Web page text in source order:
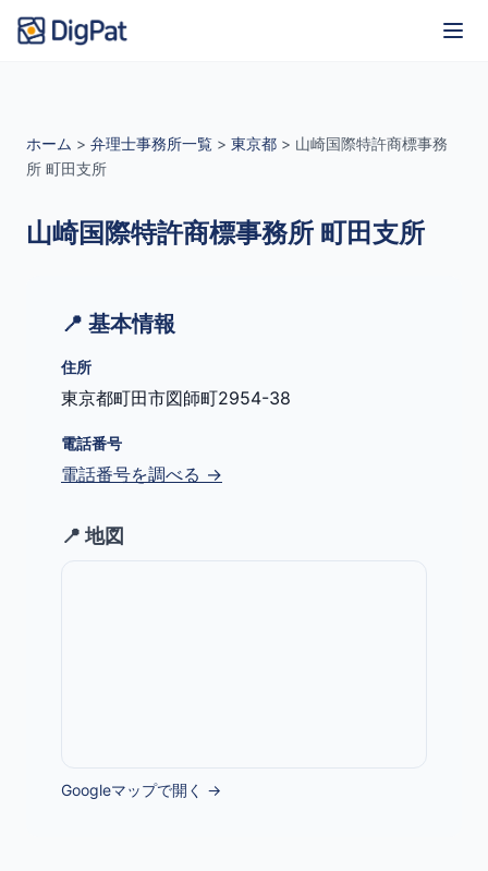
ホーム > 弁理士事務所一覧 > 東京都 > 山崎国際特許商標事務
所 町田支所
山崎国際特許商標事務所 町田支所
📍 基本情報
住所
東京都町田市図師町2954-38
電話番号
電話番号を調べる →
📍 地図
Googleマップで開く →